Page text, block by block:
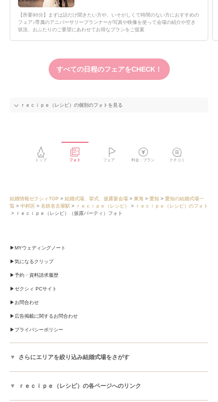
【所要90分】まずは話だけ聞きたい方や、いそがしくて時間のない方におすすめの
フェア♪専属のアニバーサリープランナーが写真や映像を使って会場の紹介や空き
状況、おふたりのご要望にあわせてお得なプランをご提案
すべての日程のフェアをCHECK！
ｒｅｃｉｐｅ（レシピ）の個別のフォトを見る
トップ フォト フェア 料金・プラン クチコミ
結婚情報ゼクシィTOP 結婚式場、挙式、披露宴会場 東海 愛知
愛知の結婚式場一
覧
中村区 名鉄名古屋駅 ｒｅｃｉｐｅ（レシピ）
ｒｅｃｉｐｅ（レシピ）のフォト
ｒｅｃｉｐｅ（レシピ）（披露パーティ）フォト
MYウェディングノート
気になるクリップ
予約・資料請求履歴
ゼクシィ PCサイト
お問合わせ
広告掲載に関するお問合わせ
プライバシーポリシー
さらにエリアを絞り込み結婚式場をさがす
ｒｅｃｉｐｅ（レシピ）の各ページへのリンク